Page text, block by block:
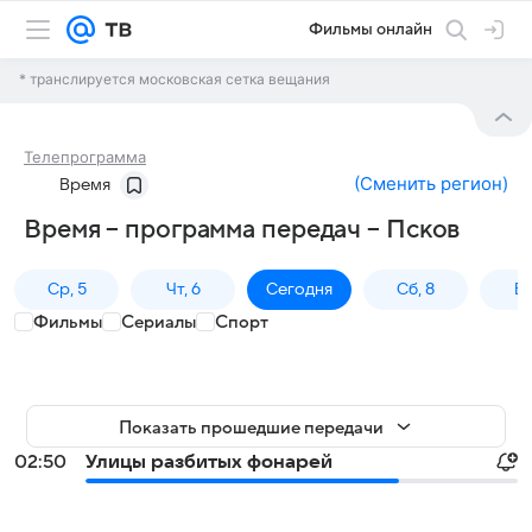
Фильмы онлайн
* транслируется московская сетка вещания
Телепрограмма
Время (Сменить регион)
Время – программа передач – Псков
Ср, 5 Чт, 6 Сегодня Сб, 8
Фильмы Сериалы Спорт
Показать прошедшие передачи
02:50 Улицы разбитых фонарей